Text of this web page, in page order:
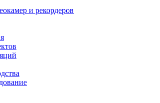
и рекордеров